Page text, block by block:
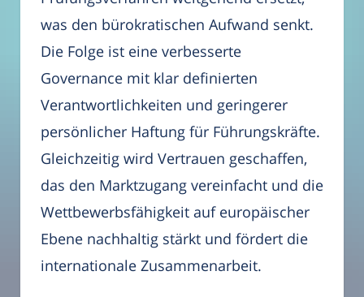
was den bürokratischen Aufwand senkt.
Die Folge ist eine verbesserte
Governance mit klar definierten
Verantwortlichkeiten und geringerer
persönlicher Haftung für Führungskräfte.
Gleichzeitig wird Vertrauen geschaffen,
das den Marktzugang vereinfacht und die
Wettbewerbsfähigkeit auf europäischer
Ebene nachhaltig stärkt und fördert die
internationale Zusammenarbeit.